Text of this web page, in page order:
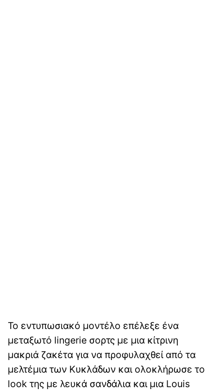
Το εντυπωσιακό μοντέλο επέλεξε ένα
μεταξωτό lingerie σορτς με μια κίτρινη
μακριά ζακέτα για να προφυλαχθεί από τα
μελτέμια των Κυκλάδων και ολοκλήρωσε το
look της με λευκά σανδάλια και μια Louis